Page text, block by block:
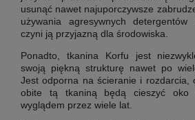
usunąć nawet najuporczywsze
używania agresywnych
czyni ją przyjazną dla środowiska.
Ponadto, tkanina Korfu jest
swoją piękną strukturę nawet po
Jest odporna na ścieranie i rozdarcia,
obite tą tkaniną będą cieszyć oko
wyglądem przez wiele lat.